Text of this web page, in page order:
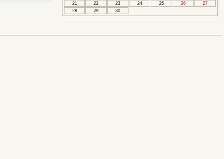
21
22 23 24 25 26
27
28
29 30